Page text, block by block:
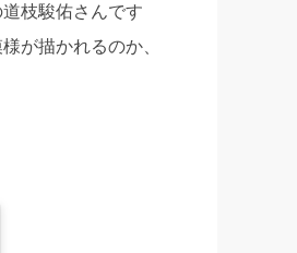
枝駿佑さんです
が描かれるのか、